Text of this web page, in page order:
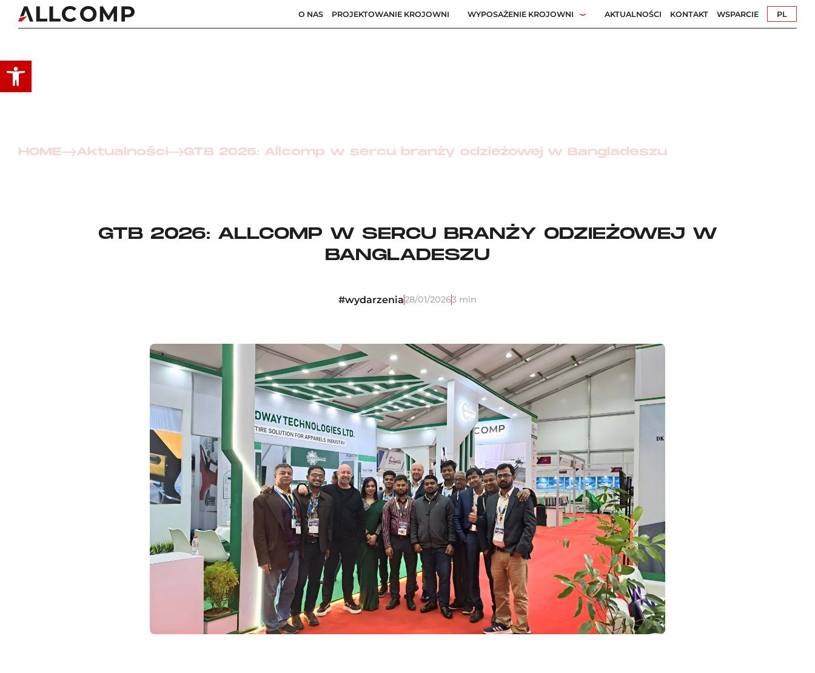
Otwórz pasek narzędzi
O NAS PROJEKTOWANIE KROJOWNI WYPOSAŻENIE KROJOWNI AKTUALNOŚCI KONTAKT WSPARCIE
PL
EN
HOME Aktualności GTB 2026: Allcomp w sercu branży odzieżowej w Bangladeszu
GTB 2026: ALLCOMP W SERCU BRANŻY ODZIEŻOWEJ W
BANGLADESZU
#wydarzenia28/01/20263 min